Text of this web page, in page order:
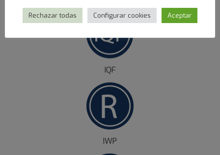
IQF
IWP
Rechazar todas Configurar cookies Aceptar